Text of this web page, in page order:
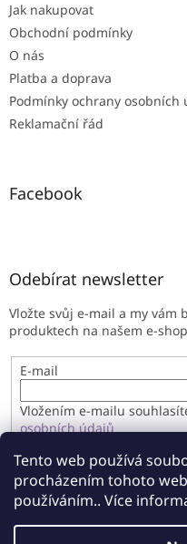
Tento web používá
procházením tohoto
používáním.. Více
Jak nakupovat
Obchodní podmínky
O nás
Platba a doprava
Podmínky ochrany osobních
Reklamační řád
Facebook
Odebírat newsletter
Vložte svůj e-mail a my vám
produktech na našem e-
E-mail
Vložením e-mailu
osobních údajů
PŘIHLÁSIT SE